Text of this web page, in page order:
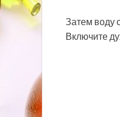
Затем воду
Включите